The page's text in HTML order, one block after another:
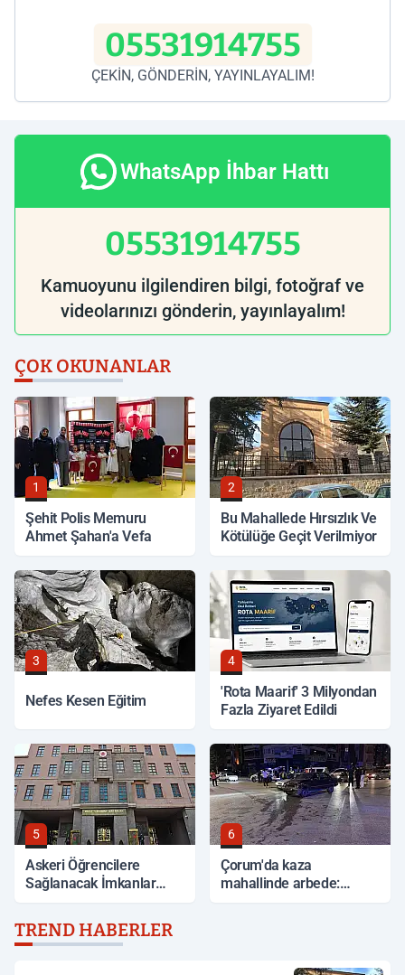
05531914755
ÇEKİN, GÖNDERİN, YAYINLAYALIM!
WhatsApp İhbar Hattı
05531914755
Kamuoyunu ilgilendiren bilgi, fotoğraf ve
videolarınızı gönderin, yayınlayalım!
ÇOK OKUNANLAR
1
Şehit Polis Memuru
Ahmet Şahan'a Vefa
2
Bu Mahallede Hırsızlık Ve
Kötülüğe Geçit Verilmiyor
3
Nefes Kesen Eğitim
4
'Rota Maarif' 3 Milyondan
Fazla Ziyaret Edildi
5
Askeri Öğrencilere
Sağlanacak İmkanlar
6
Çorum'da kaza
mahallinde arbede:
TREND HABERLER